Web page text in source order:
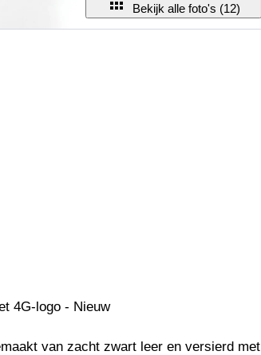
Bekijk alle foto's (12)
4G-logo - Nieuw
van zacht zwart leer en versierd met